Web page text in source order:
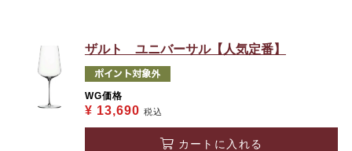
ザルト ユニバーサル【人気定番】
WG価格
¥ 13,690 税込
カートに入れる